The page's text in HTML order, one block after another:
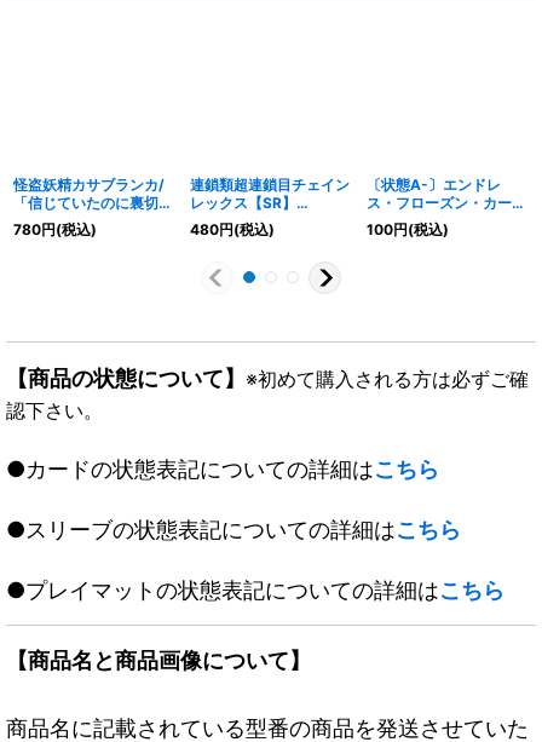
怪盗妖精カサブランカ/
「信じていたのに裏切ら
れるなんて！」【U】
{25EX3TF27/TF40}
780円(税込)
連鎖類超連鎖目チェイン
レックス【SR】
{EX0216/84}《自然》
480円(税込)
〔状態A-〕エンドレ
ス・フローズン・カーニ
バル【VR】
{24EX132/89}《多》
100円(税込)
【商品の状態について】 ※初めて購入される方は必ずご確
認下さい。
●カードの状態表記についての詳細はこちら
●スリーブの状態表記についての詳細はこちら
●プレイマットの状態表記についての詳細はこちら
【商品名と商品画像について】
商品名に記載されている型番の商品を発送させていた